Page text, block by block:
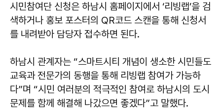
시민참여단 신청은 하남시 홈페이지에서 ‘리빙랩’을 검
색하거나 홍보 포스터의 QR코드 스캔을 통해 신청서
를 내려받아 담당자 접수하면 된다.
하남시 관계자는 “스마트시티 개념이 생소한 시민들도
교육과 전문가의 동행을 통해 리빙랩 참여가 가능하
다”며 “시민 여러분의 적극적인 참여로 하남시의 도시
문제를 함께 해결해 나갔으면 좋겠다”고 말했다.